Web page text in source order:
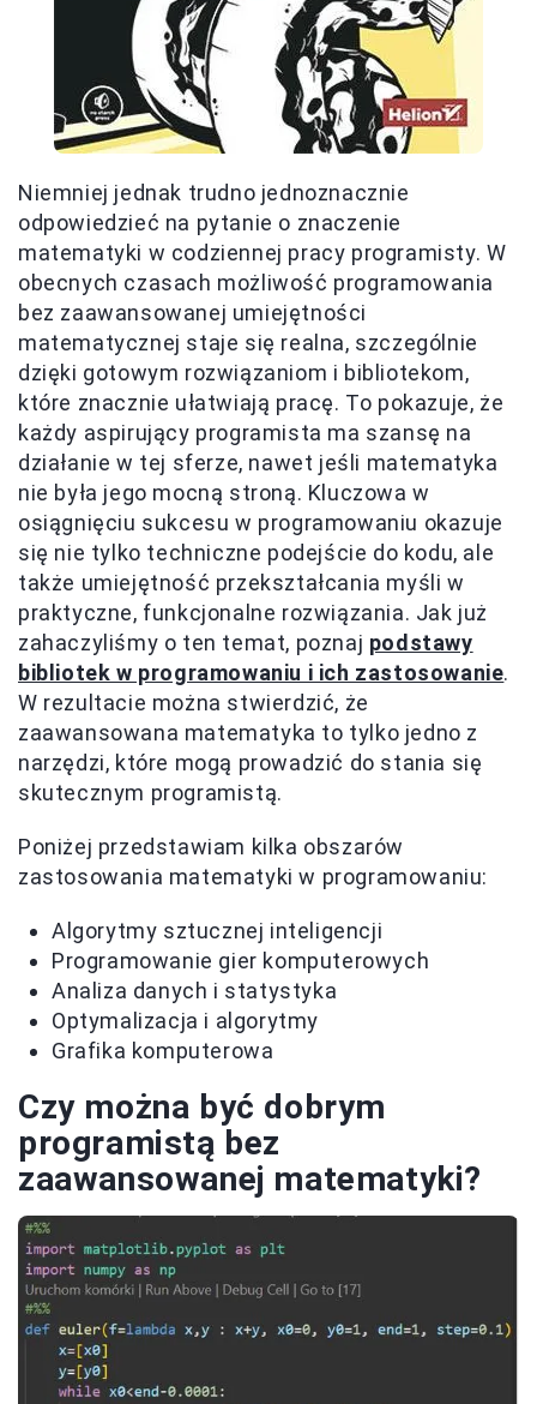
Niemniej jednak trudno jednoznacznie
odpowiedzieć na pytanie o znaczenie
matematyki w codziennej pracy programisty. W
obecnych czasach możliwość programowania
bez zaawansowanej umiejętności
matematycznej staje się realna, szczególnie
dzięki gotowym rozwiązaniom i bibliotekom,
które znacznie ułatwiają pracę. To pokazuje, że
każdy aspirujący programista ma szansę na
działanie w tej sferze, nawet jeśli matematyka
nie była jego mocną stroną. Kluczowa w
osiągnięciu sukcesu w programowaniu okazuje
się nie tylko techniczne podejście do kodu, ale
także umiejętność przekształcania myśli w
praktyczne, funkcjonalne rozwiązania. Jak już
zahaczyliśmy o ten temat, poznaj podstawy
bibliotek w programowaniu i ich zastosowanie.
W rezultacie można stwierdzić, że
zaawansowana matematyka to tylko jedno z
narzędzi, które mogą prowadzić do stania się
skutecznym programistą.
Poniżej przedstawiam kilka obszarów
zastosowania matematyki w programowaniu:
Algorytmy sztucznej inteligencji
Programowanie gier komputerowych
Analiza danych i statystyka
Optymalizacja i algorytmy
Grafika komputerowa
Czy można być dobrym
programistą bez
zaawansowanej matematyki?